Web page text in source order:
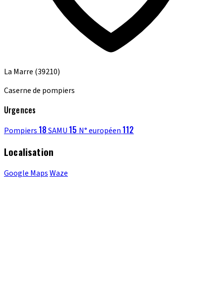
La Marre (39210)
Caserne de pompiers
Urgences
Pompiers 18SAMU 15 N° européen 112
Localisation
Google MapsWaze